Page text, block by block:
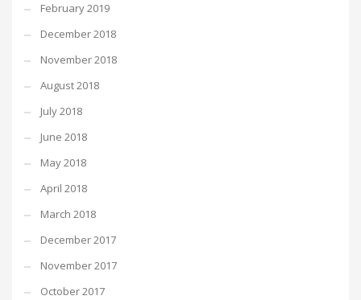
February 2019
December 2018
November 2018
August 2018
July 2018
June 2018
May 2018
April 2018
March 2018
December 2017
November 2017
October 2017